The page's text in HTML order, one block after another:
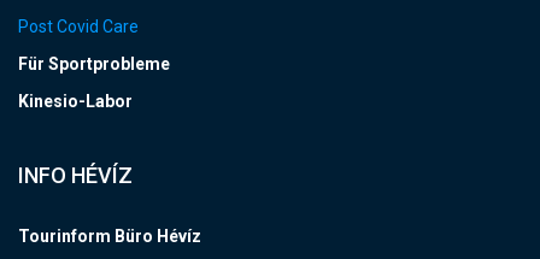
Post Covid Care
Für Sportprobleme
Kinesio-Labor
INFO HÉVÍZ
Tourinform Büro Hévíz